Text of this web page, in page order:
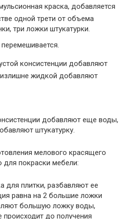
краска, добавляется
одной трети от объема
три ложки штукатурки.
консистенции добавляют
жидкой добавляют
добавляют еще воды,
штукатурку.
мелового красящего
покраски мебели:
для плитки, разбавляют ее
равна на 2 большие ложки
большую ложку воды,
происходит до получения